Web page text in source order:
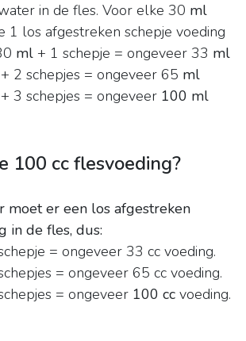
in de fles. Voor elke 30 ml
1 los afgestreken schepje voeding
ml + 1 schepje = ongeveer 33 ml
+ 2 schepjes = ongeveer 65 ml
+ 3 schepjes = ongeveer 100 ml
100 cc flesvoeding?
moet er een los afgestreken
in de fles, dus:
= ongeveer 33 cc voeding.
= ongeveer 65 cc voeding.
= ongeveer 100 cc voeding.